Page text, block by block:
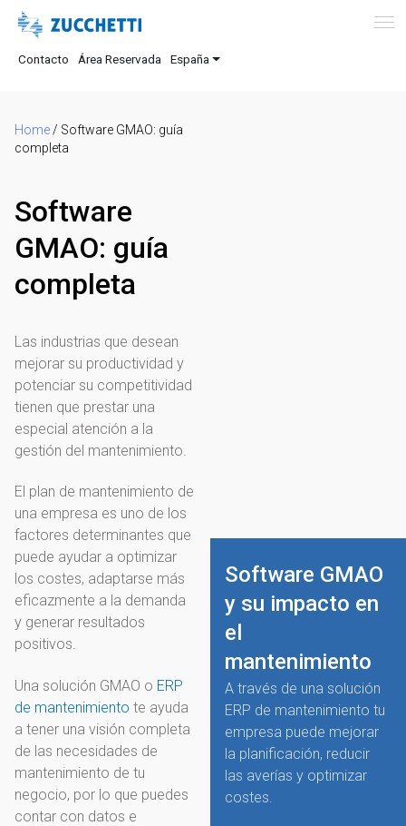
Contacto Área Reservada España
Home / Software GMAO: guía
completa
Software
GMAO: guía
completa
Las industrias que desean
mejorar su productividad y
potenciar su competitividad
tienen que prestar una
especial atención a la
gestión del mantenimiento.
El plan de mantenimiento de
una empresa es uno de los
factores determinantes que
puede ayudar a optimizar
los costes, adaptarse más
eficazmente a la demanda
y generar resultados
positivos.
Una solución GMAO o ERP
de mantenimiento te ayuda
a tener una visión completa
de las necesidades de
mantenimiento de tu
negocio, por lo que puedes
contar con datos e
Software GMAO
y su impacto en
el
mantenimiento
A través de una solución
ERP de mantenimiento tu
empresa puede mejorar
la planificación, reducir
las averías y optimizar
costes.